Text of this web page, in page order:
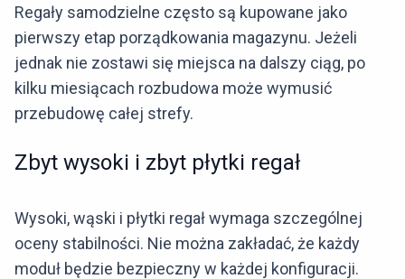
Regały samodzielne często są kupowane jako
pierwszy etap porządkowania magazynu. Jeżeli
jednak nie zostawi się miejsca na dalszy ciąg, po
kilku miesiącach rozbudowa może wymusić
przebudowę całej strefy.
Zbyt wysoki i zbyt płytki regał
Wysoki, wąski i płytki regał wymaga szczególnej
oceny stabilności. Nie można zakładać, że każdy
moduł będzie bezpieczny w każdej konfiguracji.